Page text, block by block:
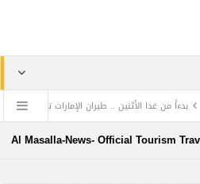
بدءاً من غدا الأثنين .. طيران الإمارات تبدأ في
كليوباترا وتصدر بيانها الثاني
Al Masalla-News- Official Tourism